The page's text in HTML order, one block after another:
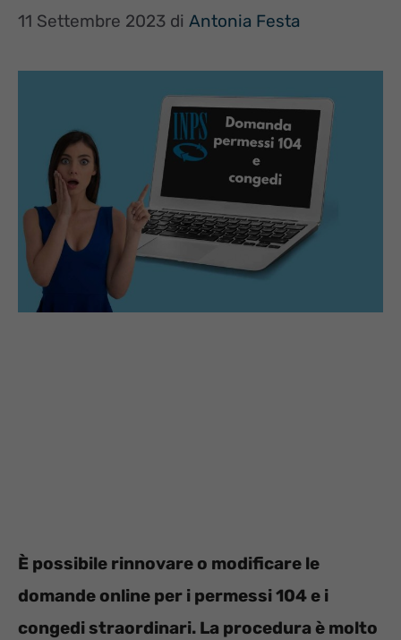
11 Settembre 2023 di Antonia Festa
È possibile rinnovare o modificare le
domande online per i permessi 104 e i
congedi straordinari. La procedura è molto